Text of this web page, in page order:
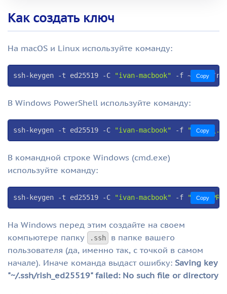
Как создать ключ
На macOS и Linux используйте команду:
ssh-keygen -t ed25519 -C "ivan-macbook" -f ~ /.ssh/
Copy
В Windows PowerShell используйте команду:
ssh-keygen -t ed25519 -C "ivan-macbook" -f " $HOME
Copy
В командной строке Windows (cmd.exe)
используйте команду:
ssh-keygen -t ed25519 -C "ivan-macbook" -f Copy
На Windows перед этим создайте на своем
компьютере папку
.ssh
в папке вашего
пользователя (да, именно так, с точкой в самом
начале). Иначе команда выдаст ошибку: Saving key
"~/.ssh/rish_ed25519" failed: No such file or directory